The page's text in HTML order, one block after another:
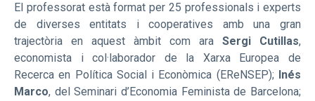
El professorat està format per 25 professionals i experts
de diverses entitats i cooperatives amb una gran
trajectòria en aquest àmbit com ara Sergi Cutillas,
economista i col·laborador de la Xarxa Europea de
Recerca en Política Social i Econòmica (EReNSEP); Inés
Marco, del Seminari d’Economia Feminista de Barcelona;